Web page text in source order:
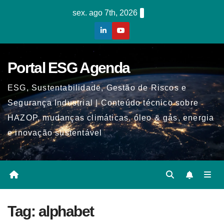
sex. ago 7th, 2026
Portal ESG Agenda
ESG, Sustentabilidade, Gestão de Riscos e
Segurança Industrial | Conteúdo técnico sobre
HAZOP, mudanças climáticas, óleo & gás, energia
e inovação sustentável
Tag: alphabet